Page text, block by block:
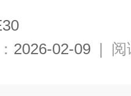
2026-02-09 | 阅